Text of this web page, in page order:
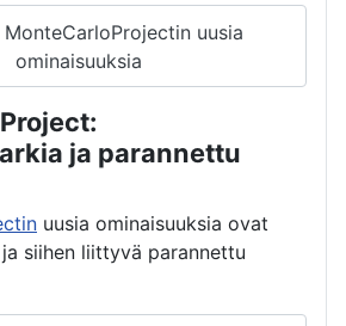
MonteCarloProjectin uusia
ominaisuuksia
ja parannettu
uusia ominaisuuksia ovat
siihen liittyvä parannettu